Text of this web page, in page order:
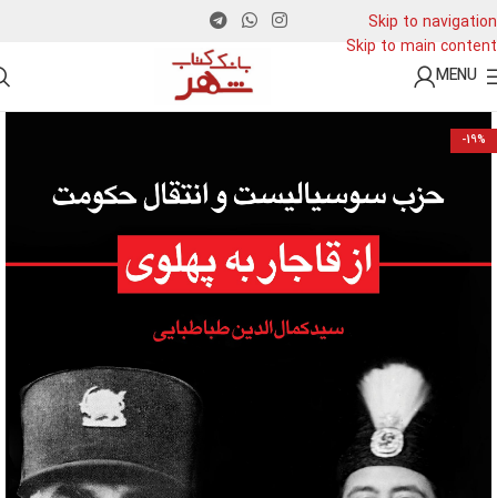
Skip to navigation
Skip to main content
MENU
-19%